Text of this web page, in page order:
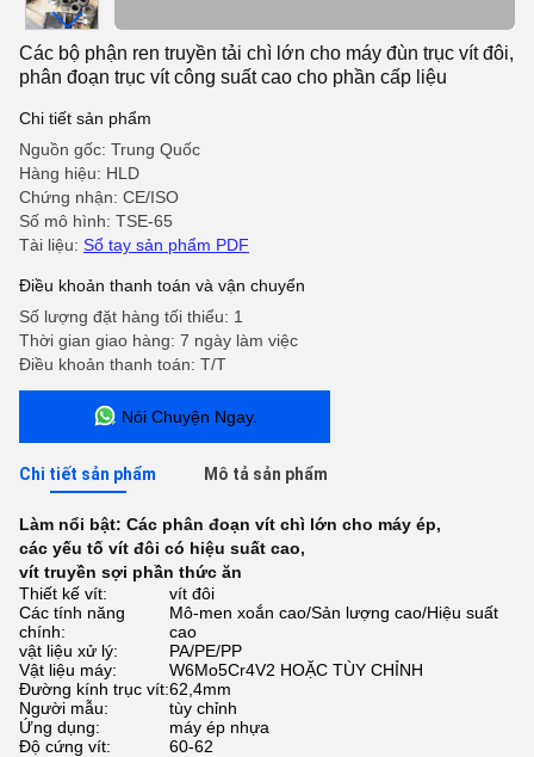
Các bộ phận ren truyền tải chì lớn cho máy đùn trục vít đôi,
phân đoạn trục vít công suất cao cho phần cấp liệu
Chi tiết sản phẩm
Nguồn gốc: Trung Quốc
Hàng hiệu: HLD
Chứng nhận: CE/ISO
Số mô hình: TSE-65
Tài liệu: Sổ tay sản phẩm PDF
Điều khoản thanh toán và vận chuyển
Số lượng đặt hàng tối thiểu: 1
Thời gian giao hàng: 7 ngày làm việc
Điều khoản thanh toán: T/T
Nói Chuyện Ngay.
Chi tiết sản phẩm Mô tả sản phẩm
Làm nổi bật: Các phân đoạn vít chì lớn cho máy ép,
các yếu tố vít đôi có hiệu suất cao,
vít truyền sợi phần thức ăn
Thiết kế vít:
vít đôi
Các tính năng
chính:
Mô-men xoắn cao/Sản lượng cao/Hiệu suất
cao
vật liệu xử lý:
PA/PE/PP
Vật liệu máy:
W6Mo5Cr4V2 HOẶC TÙY CHỈNH
Đường kính trục vít:62,4mm
Người mẫu:
tùy chỉnh
Ứng dụng:
máy ép nhựa
Độ cứng vít:
60-62